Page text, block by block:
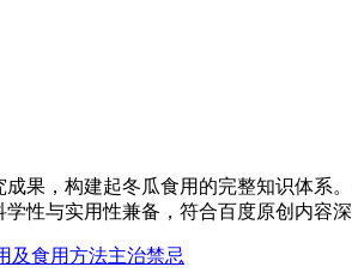
果，构建起冬瓜食用的完整知识体
性与实用性兼备，符合百度原创内容深
及食用方法主治禁忌